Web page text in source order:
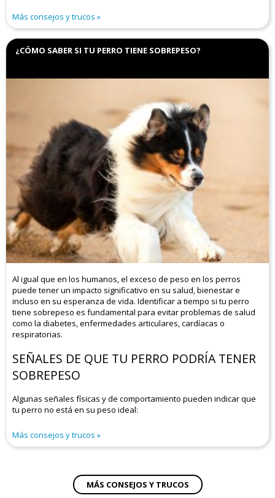
Más consejos y trucos
¿CÓMO SABER SI TU PERRO TIENE SOBREPESO?
Al igual que en los humanos, el exceso de peso en los perros
puede tener un impacto significativo en su salud, bienestar e
incluso en su esperanza de vida. Identificar a tiempo si tu perro
tiene sobrepeso es fundamental para evitar problemas de salud
como la diabetes, enfermedades articulares, cardíacas o
respiratorias.
SEÑALES DE QUE TU PERRO PODRÍA TENER
SOBREPESO
Algunas señales físicas y de comportamiento pueden indicar que
tu perro no está en su peso ideal:
Más consejos y trucos
MÁS CONSEJOS Y TRUCOS